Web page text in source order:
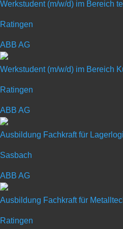
Werkstudent (m/w/d) im Bereich
Ratingen
ABB AG
Werkstudent (m/w/d) im Bereich
Ratingen
ABB AG
Ausbildung Fachkraft für
Sasbach
ABB AG
Ausbildung Fachkraft für
Ratingen
globaler Marktführer